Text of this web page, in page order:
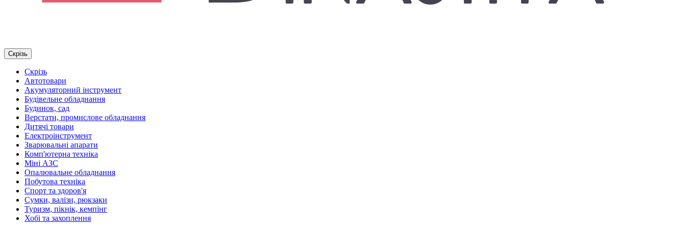
Скрізь
Скрізь
Автотовари
Акумуляторний інструмент
Будівельне обладнання
Будинок, сад
Верстати, промислове обладнання
Дитячі товари
Електроінструмент
Зварювальні апарати
Комп'ютерна техніка
Міні АЗС
Опалювальне обладнання
Побутова техніка
Спорт та здоров'я
Сумки, валізи, рюкзаки
Туризм, пікнік, кемпінг
Хобі та захоплення